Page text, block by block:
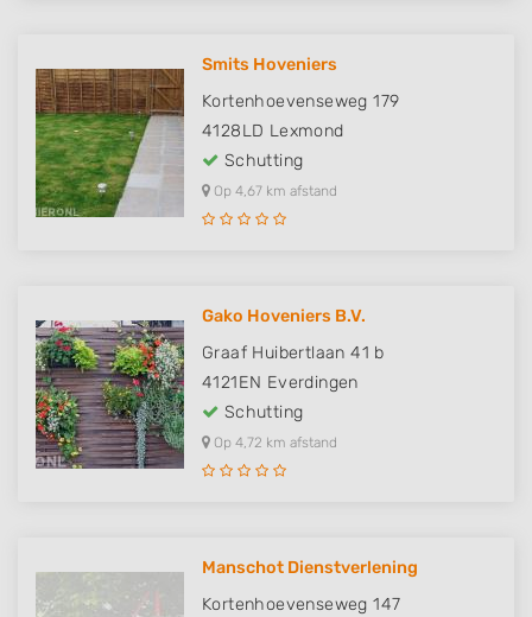
Smits Hoveniers
Kortenhoevenseweg 179
4128LD Lexmond
Schutting
Op 4,67 km afstand
Gako Hoveniers B.V.
Graaf Huibertlaan 41 b
4121EN Everdingen
Schutting
Op 4,72 km afstand
Manschot Dienstverlening
Kortenhoevenseweg 147